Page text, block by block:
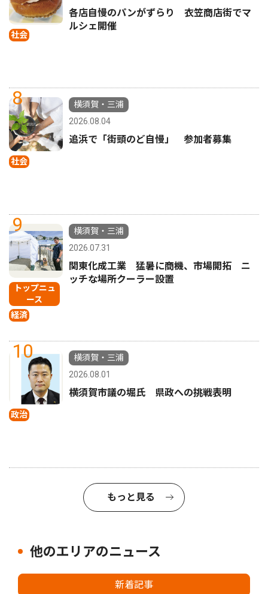
社会
各店自慢のパンがずらり 衣笠商店街でマ
ルシェ開催
8
社会
横須賀・三浦
2026.08.04
追浜で「街頭のど自慢」 参加者募集
9
トップニュ
ース
経済
横須賀・三浦
2026.07.31
関東化成工業 猛暑に商機、市場開拓 ニ
ッチな場所クーラー設置
10
政治
横須賀・三浦
2026.08.01
横須賀市議の堀氏 県政への挑戦表明
もっと見る
他のエリアのニュース
新着記事